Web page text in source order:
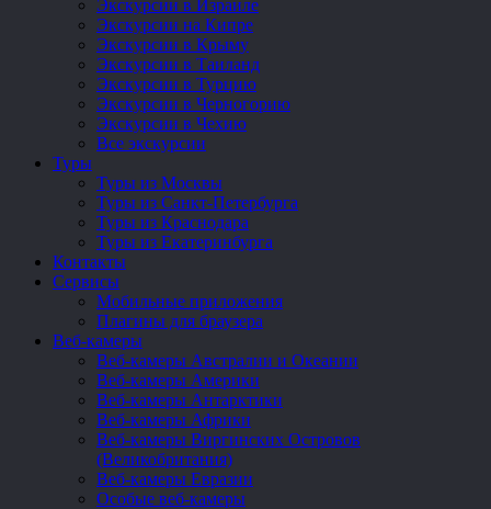
Экскурсии в Израиле
Экскурсии на Кипре
Экскурсии в Крыму
Экскурсии в Таиланд
Экскурсии в Турцию
Экскурсии в Черногорию
Экскурсии в Чехию
Все экскурсии
Туры
Туры из Москвы
Туры из Санкт-Петербурга
Туры из Краснодара
Туры из Екатеринбурга
Контакты
Сервисы
Мобильные приложения
Плагины для браузера
Веб-камеры
Веб-камеры Австралии и Океании
Веб-камеры Америки
Веб-камеры Антарктики
Веб-камеры Африки
Веб-камеры Виргинских Островов
(Великобритания)
Веб-камеры Евразии
Особые веб-камеры